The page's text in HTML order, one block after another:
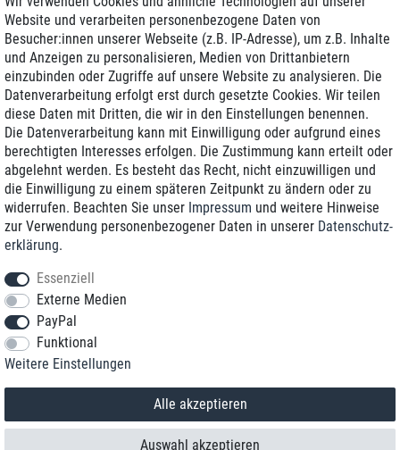
Zustellung am nächsten Werktag
Günstiger Versand
Generalüberholt mit Garantie
+49 8989 96160*
*Sie erreichen uns zum Ortstarif von Montag bis Freitag von 9 Uhr - 18 Uhr.
© 2018 TOP TEN Computervertrieb GmbH
Website und verarbeiten personenbezogene Daten von
Besucher:innen unserer Webseite (z.B. IP-Adresse), um z.B. Inhalte
und Anzeigen zu personalisieren, Medien von Drittanbietern
einzubinden oder Zugriffe auf unsere Website zu analysieren. Die
Datenverarbeitung erfolgt erst durch gesetzte Cookies. Wir teilen
diese Daten mit Dritten, die wir in den Einstellungen benennen.
Die Datenverarbeitung kann mit Einwilligung oder aufgrund eines
berechtigten Interesses erfolgen. Die Zustimmung kann erteilt oder
abgelehnt werden. Es besteht das Recht, nicht einzuwilligen und
die Einwilligung zu einem späteren Zeitpunkt zu ändern oder zu
widerrufen. Beachten Sie unser Impressum und weitere Hinweise
zur Verwendung personenbezogener Daten in unserer Daten­schutz­
erklärung.
Essenziell
Externe Medien
PayPal
Funktional
Weitere Einstellungen
Alle akzeptieren
Auswahl akzeptieren